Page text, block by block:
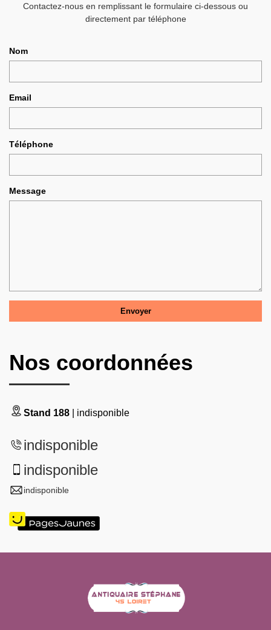
Contactez-nous en remplissant le formulaire ci-dessous ou
directement par téléphone
Nom
Email
Téléphone
Message
Nos coordonnées
Stand 188 | indisponible
indisponible
indisponible
indisponible